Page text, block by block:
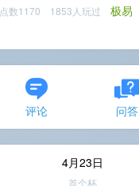
点数1170 1853人玩过 极易
评论 问答
4月23日
首个杯